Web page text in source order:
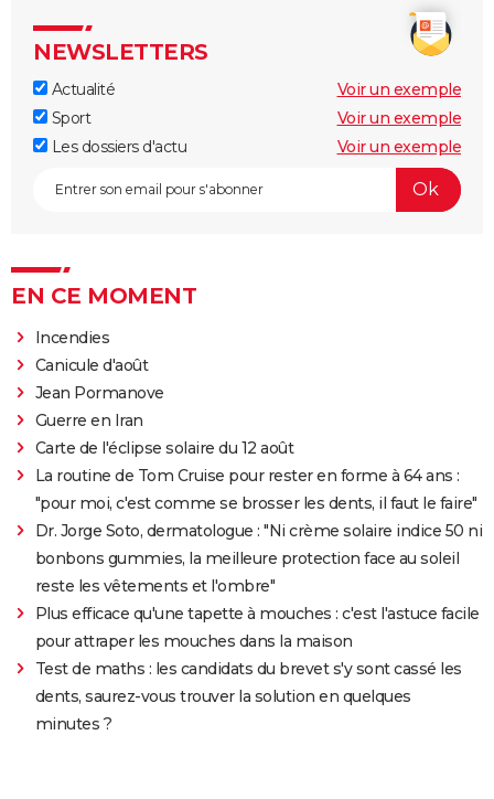
NEWSLETTERS
Actualité
Voir un exemple
Sport
Voir un exemple
Les dossiers d'actu
Voir un exemple
EN CE MOMENT
Incendies
Canicule d'août
Jean Pormanove
Guerre en Iran
Carte de l'éclipse solaire du 12 août
La routine de Tom Cruise pour rester en forme à 64 ans :
"pour moi, c'est comme se brosser les dents, il faut le faire"
Dr. Jorge Soto, dermatologue : "Ni crème solaire indice 50 ni
bonbons gummies, la meilleure protection face au soleil
reste les vêtements et l'ombre"
Plus efficace qu'une tapette à mouches : c'est l'astuce facile
pour attraper les mouches dans la maison
Test de maths : les candidats du brevet s'y sont cassé les
dents, saurez-vous trouver la solution en quelques
minutes ?